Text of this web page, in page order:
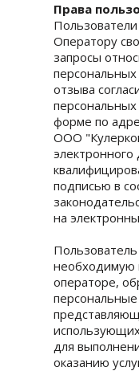
Права
Оператору
запросы
отзыва
форме по
ООО
электронного
подписью в
на
операторе,
для
оказанию